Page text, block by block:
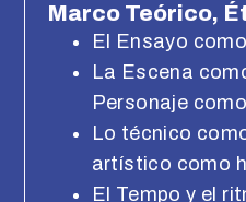
Marco Teórico,
El Ensayo
La Escena
Personaje
Lo técnico
artístico como
El Tempo y el